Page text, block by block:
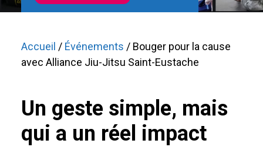
Accueil / Événements / Bouger pour la cause
avec Alliance Jiu-Jitsu Saint-Eustache
Un geste simple, mais
qui a un réel impact